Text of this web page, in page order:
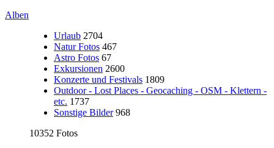
Alben
Urlaub 2704
Natur Fotos 467
Astro Fotos 67
Exkursionen 2600
Konzerte und Festivals 1809
Outdoor - Lost Places - Geocaching - OSM - Klettern -
etc. 1737
Sonstige Bilder 968
10352 Fotos